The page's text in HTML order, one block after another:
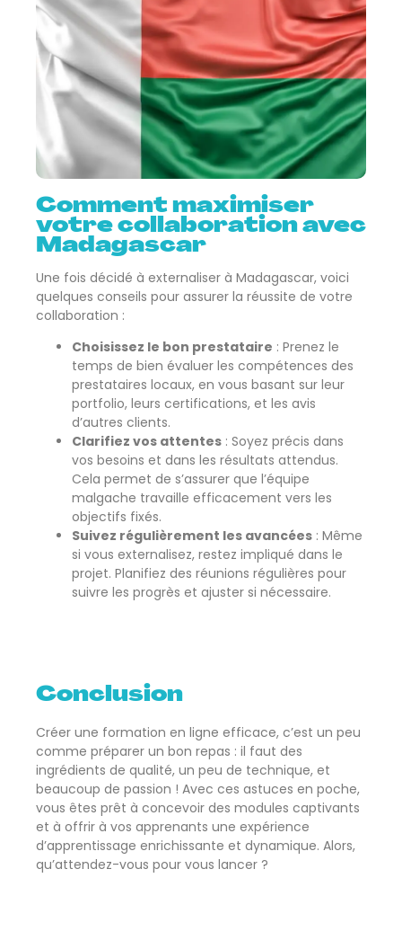
Comment maximiser
votre collaboration avec
Madagascar
Une fois décidé à externaliser à Madagascar, voici
quelques conseils pour assurer la réussite de votre
collaboration :
Choisissez le bon prestataire : Prenez le
temps de bien évaluer les compétences des
prestataires locaux, en vous basant sur leur
portfolio, leurs certifications, et les avis
d’autres clients.
Clarifiez vos attentes : Soyez précis dans
vos besoins et dans les résultats attendus.
Cela permet de s’assurer que l’équipe
malgache travaille efficacement vers les
objectifs fixés.
Suivez régulièrement les avancées : Même
si vous externalisez, restez impliqué dans le
projet. Planifiez des réunions régulières pour
suivre les progrès et ajuster si nécessaire.
Conclusion
Créer une formation en ligne efficace, c’est un peu
comme préparer un bon repas : il faut des
ingrédients de qualité, un peu de technique, et
beaucoup de passion ! Avec ces astuces en poche,
vous êtes prêt à concevoir des modules captivants
et à offrir à vos apprenants une expérience
d’apprentissage enrichissante et dynamique. Alors,
qu’attendez-vous pour vous lancer ?